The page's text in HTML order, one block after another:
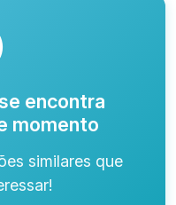
encontra
momento
similares que